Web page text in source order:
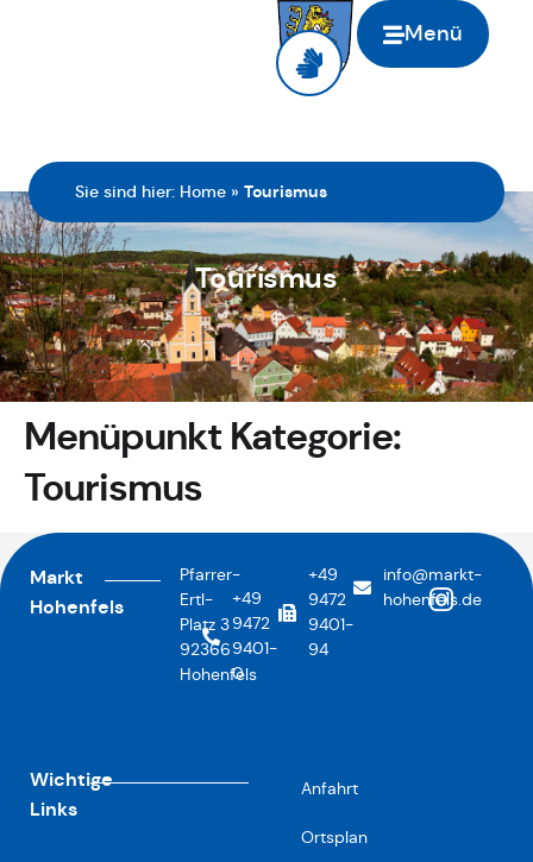
Menü
Sie sind hier: Home » Tourismus
Tourismus
Menüpunkt Kategorie:
Tourismus
Markt
Hohenfels
Pfarrer-
Ertl-
Platz 3
92366
Hohenfels
+49
9472
9401-
0
+49
9472
9401-
94
info@markt-
hohenfels.de
Wichtige
Links
Anfahrt
Ortsplan